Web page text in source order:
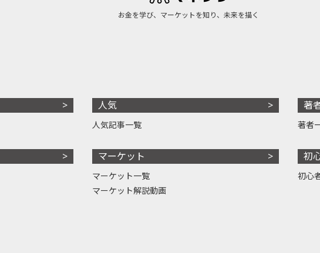
お金を学び、マーケットを知り、未来を描く
人気
人気記事一覧
マーケット
マーケット一覧
マーケット解説動画
著
著者
初
初心